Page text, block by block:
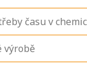
času v
výrobě